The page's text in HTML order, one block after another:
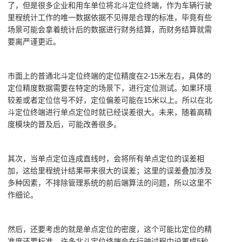
了，但是很多企业和用车单位将北斗定位终端，作为车辆行驶
里程统计工作的唯一数据依据不见得是合理的标准，毕竟有些
场景可能会拿着统计后的数据进行财务结算，而财务结算就需
要离严谨更近。
市面上的普通北斗定位终端的定位精度在2-15米左右，具体的
定位精度数据需要在特定的场景下，进行定位测试。如果环境
较差或者定位信号不好，定位偏差可能在15米以上。所以在北
斗定位终端进行单点定位时就已经误差很大。未来，随着高精
度模块的普及后，可能改善很多。
其次，当单点定位连成直线时，会将所有单点定位的误差相
加，这给里程统计结果带来很大的误差；这里的误差叠加涉及
多种因素，不排除管理系统的前后端算法的问题，所以这里不
作细论。
然后，还要考虑的就是单点定位的密度，这个可能比定位的精